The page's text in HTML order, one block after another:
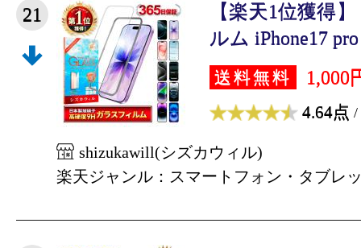
21
【楽天1位獲得
ルム iPhone17
送料無料 1,000
4.64点 /
shizukawill(シズカウィル)
楽天ジャンル：スマートフォン・タブレ